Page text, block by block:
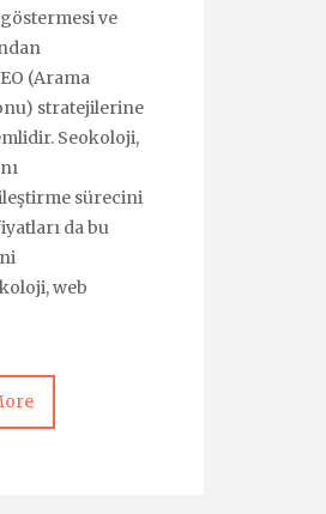
ve
(Arama
stratejilerine
Seokoloji,
sürecini
da bu
web